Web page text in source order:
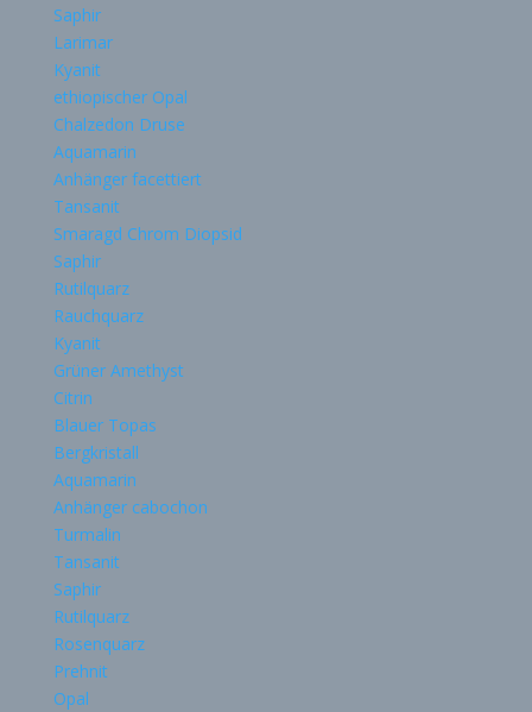
Saphir
Larimar
Kyanit
ethiopischer Opal
Chalzedon Druse
Aquamarin
Anhänger facettiert
Tansanit
Smaragd Chrom Diopsid
Saphir
Rutilquarz
Rauchquarz
Kyanit
Grüner Amethyst
Citrin
Blauer Topas
Bergkristall
Aquamarin
Anhänger cabochon
Turmalin
Tansanit
Saphir
Rutilquarz
Rosenquarz
Prehnit
Opal